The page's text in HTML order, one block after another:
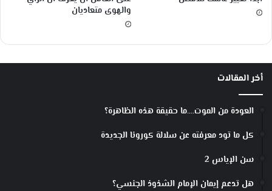
والهوى متعاديان
أخر المقالات
العودة من الموت….ما حقيقة هذه الظاهرة؟
كل ما تود معرفته عن سلالة كورونا الجديدة
سن الإياس 2
هل تدعم إيمان الإمام الشذوذ الجنسي؟